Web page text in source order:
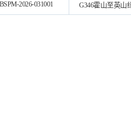
2026-031001 G346霍山至英山